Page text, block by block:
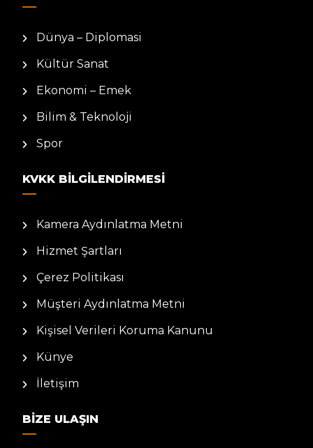
Dünya – Diplomasi
Kültür Sanat
Ekonomi – Emek
Bilim & Teknoloji
Spor
KVKK BILGILENDIRMESI
Kamera Aydınlatma Metni
Hizmet Şartları
Çerez Politikası
Müşteri Aydınlatma Metni
Kişisel Verileri Koruma Kanunu
Künye
İletişim
BIZE ULAŞIN